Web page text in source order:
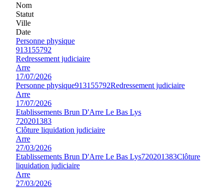
Nom
Statut
Ville
Date
Personne physique
913155792
Redressement judiciaire
Arre
17/07/2026
Personne physique913155792Redressement judiciaire
Arre
17/07/2026
Etablissements Brun D'Arre Le Bas Lys
720201383
Clôture liquidation judiciaire
Arre
27/03/2026
Etablissements Brun D'Arre Le Bas Lys720201383Clôture
liquidation judiciaire
Arre
27/03/2026